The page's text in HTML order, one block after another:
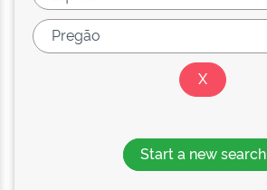
Start a new search